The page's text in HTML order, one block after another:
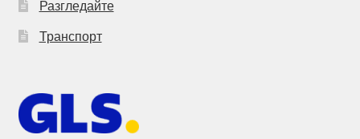
Разгледайте
Транспорт